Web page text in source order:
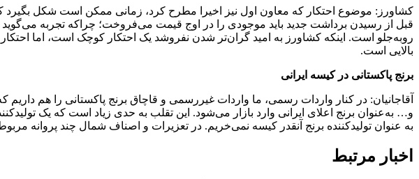
کشاورز: موضوع احتکار که معاون اول نیز اخیرا مطرح کرد، زمانی ممکن است شکل
قبل از رسیدن برداشت جدید باید موجودی را در اوج قیمت می‌فروخت؛ چراکه تجربه
روبه‌جلو است. اینکه کشاورز به امید گران‌تر شدن نفروشد یک احتکار کوچک است، اما
بالایی است.
برنج پاکستانی در کیسه ایرانی
به عنوان تولیدکننده برنج آنقدر کیسه نمی‌خریم. در تعزیرات و اصناف شمال چند پروانه
اخبار مرتبط